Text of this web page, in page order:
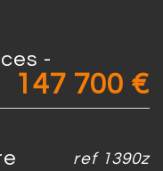
147 700 €
ref 1390z